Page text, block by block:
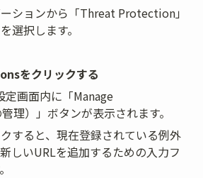
ションから「Threat Protection」
選択します。
をクリックする
画面内に「Manage
理）」ボタンが表示されます。
すると、現在登録されている例外
しいURLを追加するための入力フ